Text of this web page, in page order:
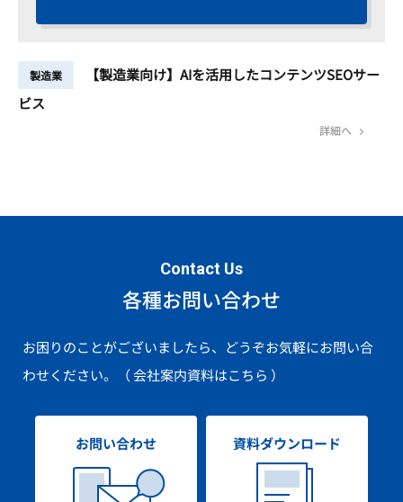
製造業
【製造業向け】AIを活用したコンテンツSEOサー
ビス
詳細へ
Contact Us
各種お問い合わせ
お困りのことがございましたら、どうぞお気軽にお問い合
わせください。
（ 会社案内資料はこちら ）
お問い合わせ 資料ダウンロード